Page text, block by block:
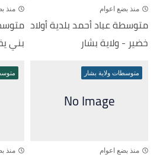
منذ بضع اعوام
متوسطة عباد أحمد بلدية أولاد
خضير - ولاية بشار
منذ
بني
متوسطات ولاية بشار
منذ بضع اعوام منذ